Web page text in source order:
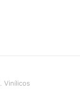
Vinílicos